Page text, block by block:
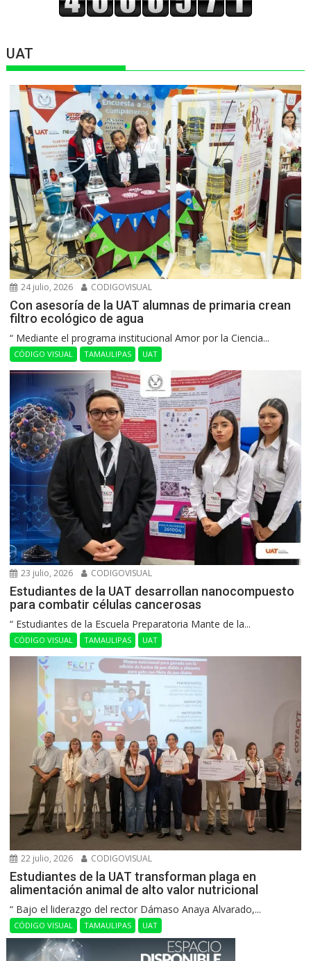
UAT
24 julio, 2026 CODIGOVISUAL
Con asesoría de la UAT alumnas de primaria crean
filtro ecológico de agua
“ Mediante el programa institucional Amor por la Ciencia...
CÓDIGO VISUAL TAMAULIPAS UAT
23 julio, 2026 CODIGOVISUAL
Estudiantes de la UAT desarrollan nanocompuesto
para combatir células cancerosas
“ Estudiantes de la Escuela Preparatoria Mante de la...
CÓDIGO VISUAL TAMAULIPAS UAT
22 julio, 2026 CODIGOVISUAL
Estudiantes de la UAT transforman plaga en
alimentación animal de alto valor nutricional
“ Bajo el liderazgo del rector Dámaso Anaya Alvarado,...
CÓDIGO VISUAL TAMAULIPAS UAT